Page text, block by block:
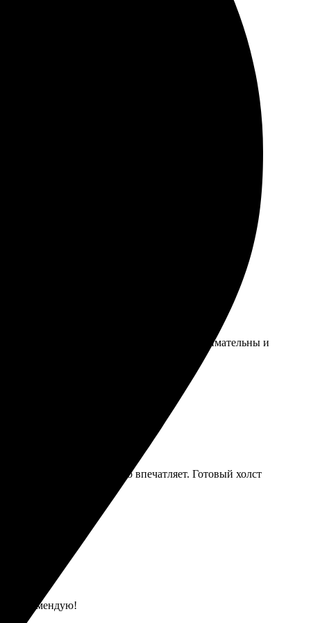
сайт понятный.
на холсте, процесс оказался простым и удобным.
и упаковка надежной. Я осталась
и скорость выполнения. Работники внимательны и
и доступно, а качество впечатляет. Готовый холст
Рекомендую!